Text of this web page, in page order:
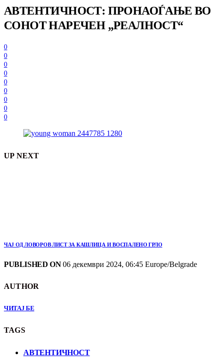
АВТЕНТИЧНОСТ: ПРОНАОЃАЊЕ ВО
СОНОТ НАРЕЧЕН „РЕАЛНОСТ“
0
0
0
0
0
0
0
0
0
UP NEXT
ЧАЈ ОД ЛОВОРОВ ЛИСТ ЗА КАШЛИЦА И ВОСПАЛЕНО ГРЛО
PUBLISHED ON06 декември 2024, 06:45 Europe/Belgrade
AUTHOR
ЧИТАЈ БЕ
TAGS
АВТЕНТИЧНОСТ